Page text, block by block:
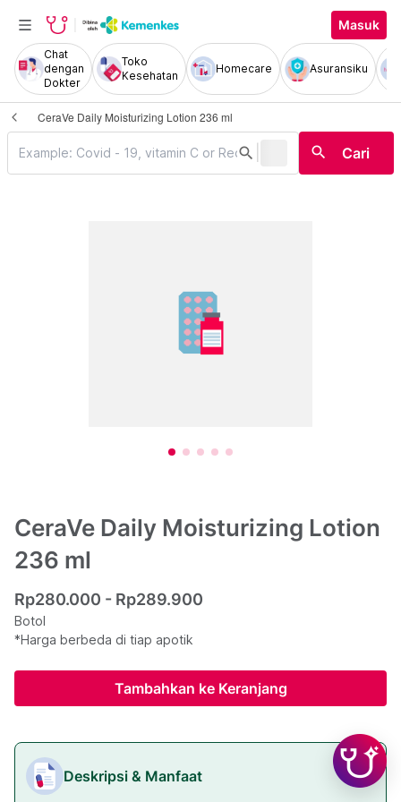
Masuk
Chat
dengan
Dokter
Toko
Kesehatan
Homecare Asuransiku
CeraVe Daily Moisturizing Lotion 236 ml
search search Cari
CeraVe Daily Moisturizing Lotion
236 ml
Rp280.000 - Rp289.900
Botol
*Harga berbeda di tiap apotik
Tambahkan ke Keranjang
Deskripsi & Manfaat